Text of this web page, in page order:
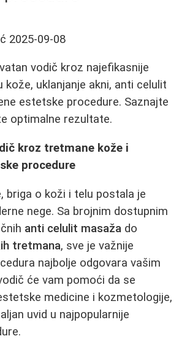
2025-09-08
vodič kroz najefikasnije
kože, uklanjanje akni, anti celulit
estetske procedure. Saznajte
optimalne rezultate.
kroz tretmane kože i
procedure
briga o koži i telu postala je
nege. Sa brojnim dostupnim
anti celulit masaža do
tretmana, sve je važnije
najbolje odgovara vašim
će vam pomoći da se
medicine i kozmetologije,
uvid u najpopularnije